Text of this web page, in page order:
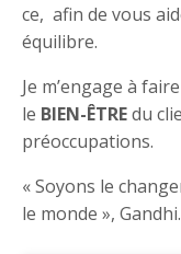
ce, afin de vous
équilibre.
Je m’engage à
le BIEN-ÊTREdu
préoccupations.
« Soyons le
le monde », Gandhi.